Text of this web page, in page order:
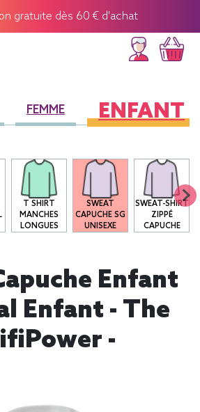
gratuite dès 60 € d'achat
FEMME ENFANT
T SHIRT
MANCHES
LONGUES
SWEAT
CAPUCHE SG
UNISEXE
SWEAT-SHIRT
ZIPPÉ
CAPUCHE
Enfant
Enfant - The
-